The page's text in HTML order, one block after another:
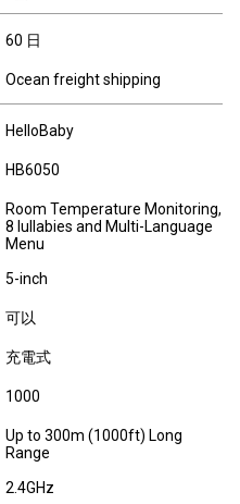
60 日
Ocean freight shipping
HelloBaby
HB6050
Room Temperature Monitoring,
8 lullabies and Multi-Language
Menu
5-inch
可以
充電式
1000
Up to 300m (1000ft) Long
Range
2.4GHz